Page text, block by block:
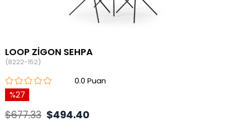
LOOP ZİGON SEHPA
(8222-152)
0.0
27
$677.33 $494.40